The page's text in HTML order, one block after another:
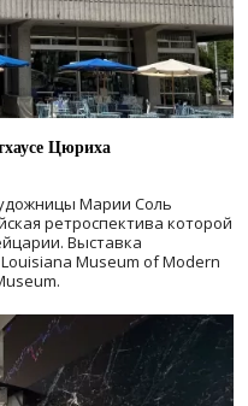
Цюриха
Марии Соль
ретроспектива которой
Выставка
Museum of Modern